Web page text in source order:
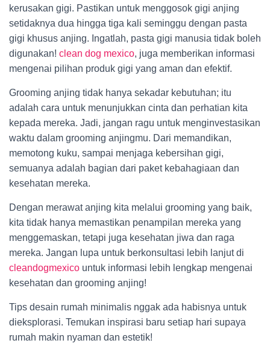
kerusakan gigi. Pastikan untuk menggosok gigi anjing
setidaknya dua hingga tiga kali seminggu dengan pasta
gigi khusus anjing. Ingatlah, pasta gigi manusia tidak boleh
digunakan! clean dog mexico, juga memberikan informasi
mengenai pilihan produk gigi yang aman dan efektif.
Grooming anjing tidak hanya sekadar kebutuhan; itu
adalah cara untuk menunjukkan cinta dan perhatian kita
kepada mereka. Jadi, jangan ragu untuk menginvestasikan
waktu dalam grooming anjingmu. Dari memandikan,
memotong kuku, sampai menjaga kebersihan gigi,
semuanya adalah bagian dari paket kebahagiaan dan
kesehatan mereka.
Dengan merawat anjing kita melalui grooming yang baik,
kita tidak hanya memastikan penampilan mereka yang
menggemaskan, tetapi juga kesehatan jiwa dan raga
mereka. Jangan lupa untuk berkonsultasi lebih lanjut di
cleandogmexico untuk informasi lebih lengkap mengenai
kesehatan dan grooming anjing!
Tips desain rumah minimalis nggak ada habisnya untuk
dieksplorasi. Temukan inspirasi baru setiap hari supaya
rumah makin nyaman dan estetik!